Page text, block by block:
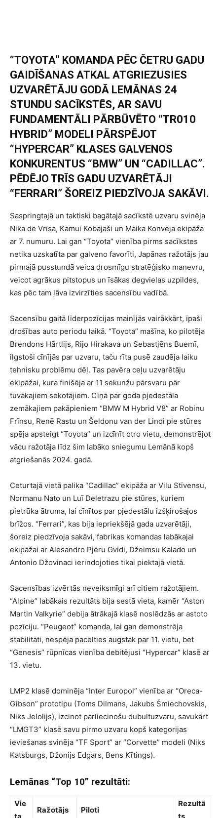
“TOYOTA” KOMANDA PĒC ČETRU GADU
GAIDĪŠANAS ATKAL ATGRIEZUSIES
UZVARĒTĀJU GODĀ LEMĀNAS 24
STUNDU SACĪKSTĒS, AR SAVU
FUNDAMENTĀLI PĀRBŪVĒTO “TR010
HYBRID” MODELI PĀRSPĒJOT
“HYPERCAR” KLASES GALVENOS
KONKURENTUS “BMW” UN “CADILLAC”.
PĒDĒJO TRĪS GADU UZVARĒTĀJI
“FERRARI” ŠOREIZ PIEDZĪVOJA SAKĀVI.
Saspringtajā un taktiski bagātajā sacīkstē uzvaru svinēja
Nika de Vrīsa, Kamui Kobajaši un Maika Konveja ekipāža
ar 7. numuru. Lai gan “Toyota” vienība pirms sacīkstes
netika uzskatīta par galveno favorīti, Japānas ražotājs jau
pirmajā pusstundā veica drosmīgu stratēģisko manevru,
veicot agrākus pitstopus un īsākas degvielas uzpildes,
kas pēc tam ļāva izvirzīties sacensību vadībā.
Sacensību gaitā līderpozīcijas mainījās vairākkārt, īpaši
drošības auto periodu laikā. “Toyota” mašīna, ko pilotēja
Brendons Hārtlijs, Rijo Hirakava un Sebastjēns Buemī,
ilgstoši cīnījās par uzvaru, taču rīta pusē zaudēja laiku
tehnisku problēmu dēļ. Tas pavēra ceļu uzvarētāju
ekipāžai, kura finišēja ar 11 sekunžu pārsvaru pār
tuvākajiem sekotājiem. Cīņā par goda pjedestāla
zemākajiem pakāpieniem “BMW M Hybrid V8” ar Robinu
Frīnsu, Renē Rastu un Šeldonu van der Lindi pie stūres
spēja apsteigt “Toyota” un izcīnīt otro vietu, demonstrējot
vācu ražotāja līdz šim labāko sniegumu Lemānā kopš
atgriešanās 2024. gadā.
Ceturtajā vietā palika “Cadillac” ekipāža ar Vilu Stīvensu,
Normanu Nato un Luī Deletrazu pie stūres, kuriem
pietrūka ātruma, lai cīnītos par pjedestālu izšķirošajos
brīžos. “Ferrari”, kas bija iepriekšējā gada uzvarētāji,
šoreiz piedzīvoja sakāvi, fabrikas komandas labākajai
ekipāžai ar Alesandro Pjēru Gvidi, Džeimsu Kalado un
Antonio Džovinaci ierindojoties tikai piektajā vietā.
Sacensības izvērtās neveiksmīgi arī citiem ražotājiem.
“Alpine” labākais rezultāts bija sestā vieta, kamēr “Aston
Martin Valkyrie” debija ātrākajā klasē noslēdzās ar astoto
pozīciju. “Peugeot” komanda, lai gan demonstrēja
stabilitāti, nespēja pacelties augstāk par 11. vietu, bet
“Genesis” rūpnīcas vienība debitējusi “Hypercar” klasē ar
13. vietu.
LMP2 klasē dominēja “Inter Europol” vienība ar “Oreca-
Gibson” prototipu (Toms Dilmans, Jakubs Šmiechovskis,
Niks Jelolijs), izcīnot pārliecinošu dubultuzvaru, savukārt
“LMGT3” klasē savu pirmo uzvaru kopš kategorijas
ieviešanas svinēja “TF Sport” ar “Corvette” modeli (Niks
Katsburgs, Džonijs Edgars, Bens Kītings).
Lemānas “Top 10” rezultāti:
Vie
ta
Ražotājs Piloti
Rezultā
ts